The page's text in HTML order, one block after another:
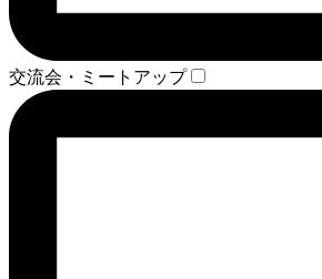
交流会・ミートアップ